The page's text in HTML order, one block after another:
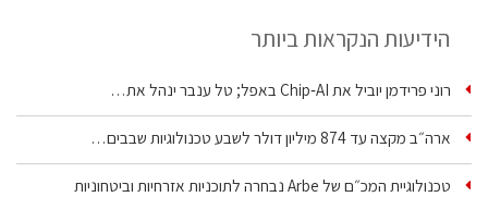
הידיעות הנקראות ביותר
רוני פרידמן יוביל את Chip‑AI באפל; טל ענבר ינהל את…
ארה״ב מקצה עד 874 מיליון דולר לשבע טכנולוגיות שבבים…
טכנולוגיית המכ״ם של Arbe נבחרה לתוכניות אזרחיות וביטחוניות